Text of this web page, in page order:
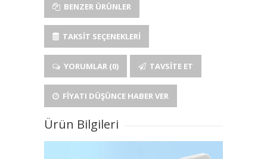
BENZER ÜRÜNLER
TAKSIT SEÇENEKLERI
YORUMLAR (0) TAVSITE ET
FIYATI DÜŞÜNCE HABER VER
Ürün Bilgileri